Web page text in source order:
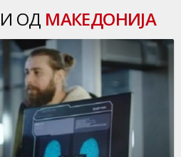
ОД МАКЕДОНИЈА